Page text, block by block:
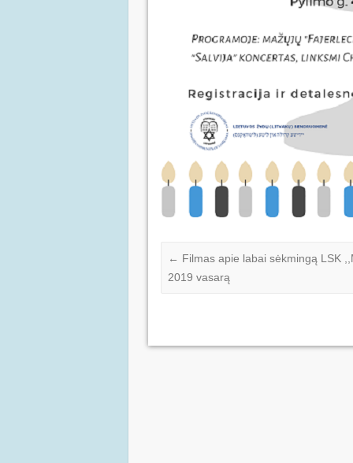
← Filmas apie labai sėkmingą LSK
2019 vasarą